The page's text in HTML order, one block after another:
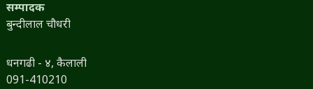
सम्पादक
बुन्दीलाल चौधरी
धनगढी - ४, कैलाली
091-410210